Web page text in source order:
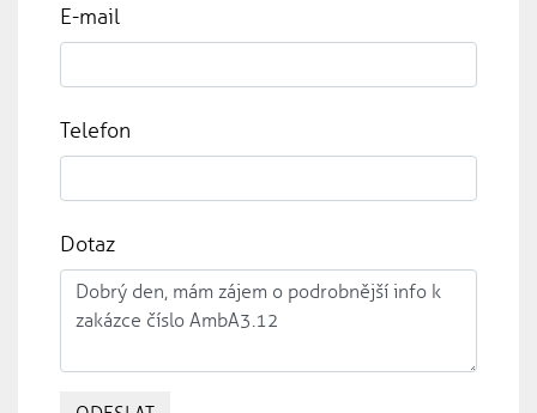
E-mail
Telefon
Dotaz